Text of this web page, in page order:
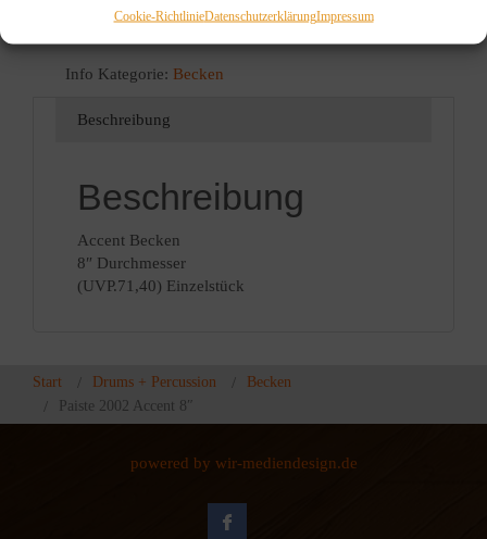
Cookie-RichtlinieDatenschutzerklärungImpressum
Einzelstück zum SP.
Info Kategorie: Becken
Beschreibung
Beschreibung
Accent Becken
8″ Durchmesser
(UVP.71,40) Einzelstück
Start Drums + Percussion
Becken
Paiste 2002 Accent 8″
powered by wir-mediendesign.de